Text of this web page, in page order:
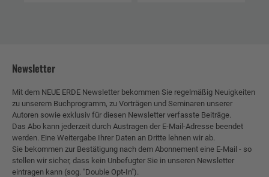
Newsletter
Mit dem NEUE ERDE Newsletter bekommen Sie regelmäßig Neuigkeiten
zu unserem Buchprogramm, zu Vorträgen und Seminaren unserer
Autoren sowie exklusiv für diesen Newsletter verfasste Beiträge.
Das Abo kann jederzeit durch Austragen der E-Mail-Adresse beendet
werden. Eine Weitergabe Ihrer Daten an Dritte lehnen wir ab.
Sie bekommen zur Bestätigung nach dem Abonnement eine E-Mail - so
stellen wir sicher, dass kein Unbefugter Sie in unseren Newsletter
eintragen kann (sog. "Double Opt-In").